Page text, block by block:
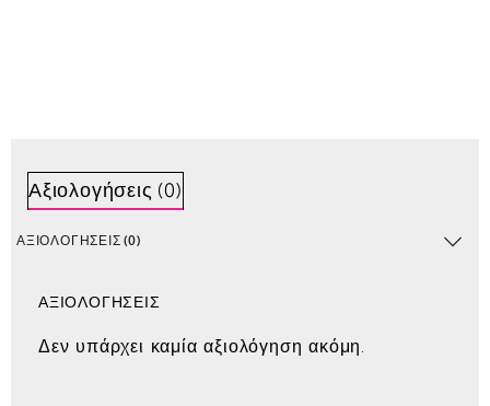
Αξιολογήσεις (0)
ΑΞΙΟΛΟΓΉΣΕΙΣ (0)
ΑΞΙΟΛΟΓΉΣΕΙΣ
Δεν υπάρχει καμία αξιολόγηση ακόμη.